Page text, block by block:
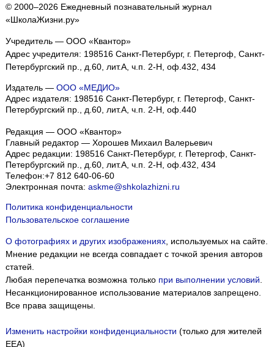
© 2000–2026 Ежедневный познавательный журнал
«ШколаЖизни.ру»
Учредитель — ООО «Квантор»
Адрес учредителя: 198516 Санкт-Петербург, г. Петергоф, Санкт-
Петербургский пр., д.60, лит.А, ч.п. 2-Н, оф.432, 434
Издатель — ООО «МЕДИО»
Адрес издателя: 198516 Санкт-Петербург, г. Петергоф, Санкт-
Петербургский пр., д.60, лит.А, ч.п. 2-Н, оф.440
Редакция — ООО «Квантор»
Главный редактор — Хорошев Михаил Валерьевич
Адрес редакции: 198516 Санкт-Петербург, г. Петергоф, Санкт-
Петербургский пр., д.60, лит.А, ч.п. 2-Н, оф.432, 434
Телефон:+7 812 640-06-60
Электронная почта: askme@shkolazhizni.ru
Политика конфиденциальности
Пользовательское соглашение
О фотографиях и других изображениях, используемых на сайте.
Мнение редакции не всегда совпадает с точкой зрения авторов
статей.
Любая перепечатка возможна только при выполнении условий.
Несанкционированное использование материалов запрещено.
Все права защищены.
Изменить настройки конфиденциальности (только для жителей
EEA)